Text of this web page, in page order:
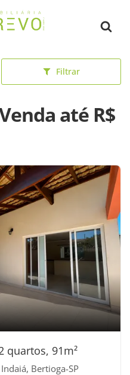
Filtrar
até R$
quartos, 91m²
Bertioga-SP